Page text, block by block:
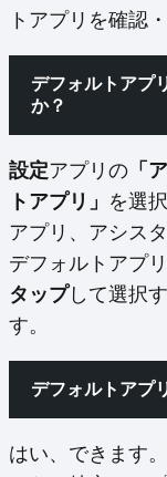
トアプリを確認
デフォルトアプ
か？
設定アプリの 「
トアプリ」 を選
アプリ、アシス
デフォルトアプ
タップして選択
す。
デフォルトアプ
はい、できます。